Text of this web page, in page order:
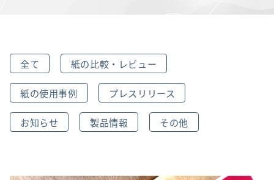
オリジナル素材製造をご検討の方へ
会社案内
採用情報
全て 紙の比較・レビュー
紙の使用事例 プレスリリース
お知らせ 製品情報 その他